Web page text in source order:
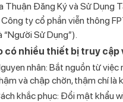
Thuận Đăng Ký và Sử Dụng
ty cổ phần viễn thông
“Người Sử Dụng”).
có nhiều thiết bị truy cập
nhân: Bắt nguồn từ
và chập chờn, thậm chí là
khắc phục: Đổi mật khẩu